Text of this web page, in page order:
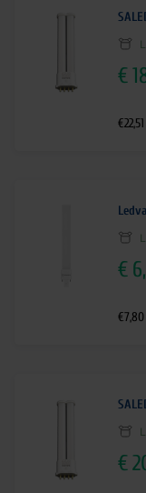
€
€22,51
€
€7,80
€